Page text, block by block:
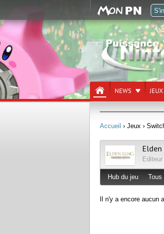
NEWS JEUX
Accueil › Jeux ›
Elden
Editeur
Hub du jeu Tous
Il n'y a encore